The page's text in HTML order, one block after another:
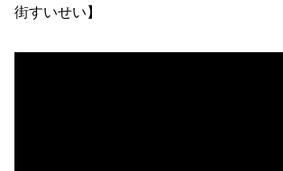
街すいせい】